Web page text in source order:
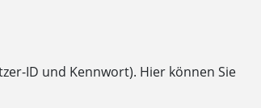
ID und Kennwort). Hier können Sie